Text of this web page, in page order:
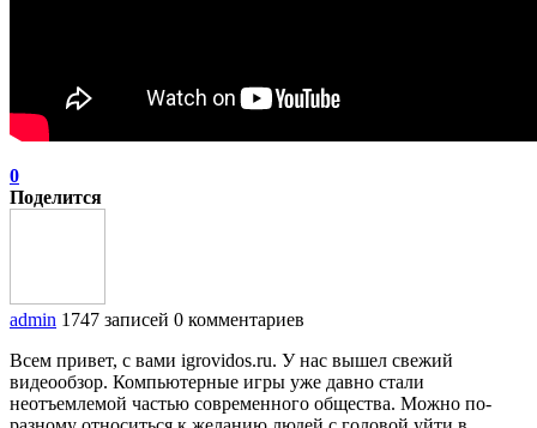
0
Поделится
admin 1747 записей 0 комментариев
Всем привет, с вами igrovidos.ru. У нас вышел свежий
видеообзор. Компьютерные игры уже давно стали
неотъемлемой частью современного общества. Можно по-